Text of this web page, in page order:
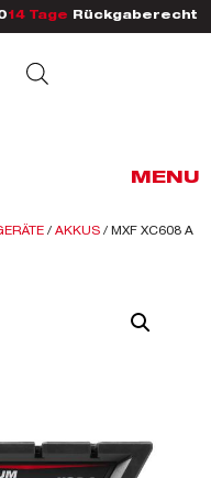
14 Tage Rückgaberecht
MENU
/ AKKUS / MXF XC608 A